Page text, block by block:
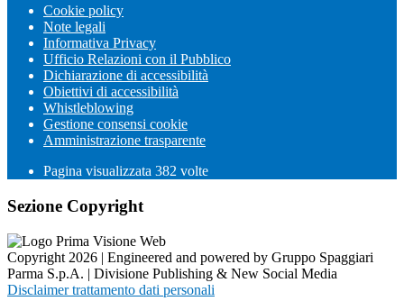
Cookie policy
Note legali
Informativa Privacy
Ufficio Relazioni con il Pubblico
Dichiarazione di accessibilità
Obiettivi di accessibilità
Whistleblowing
Gestione consensi cookie
Amministrazione trasparente
Pagina visualizzata 382 volte
Sezione Copyright
Copyright 2026 | Engineered and powered by Gruppo Spaggiari
Parma S.p.A. | Divisione Publishing & New Social Media
Disclaimer trattamento dati personali